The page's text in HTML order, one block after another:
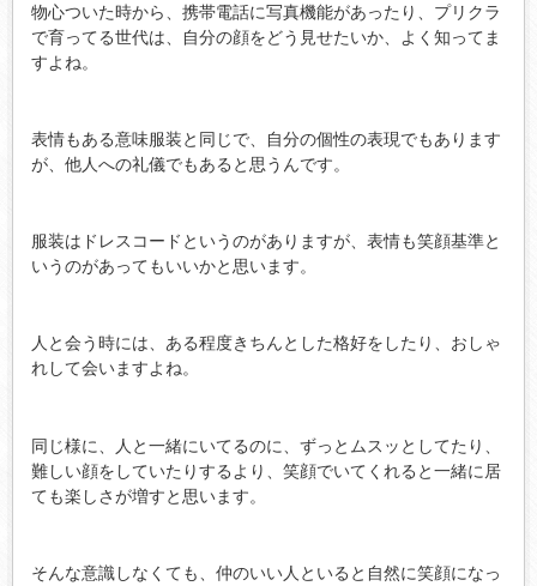
物心ついた時から、携帯電話に写真機能があったり、プリクラ
で育ってる世代は、自分の顔をどう見せたいか、よく知ってま
すよね。
表情もある意味服装と同じで、自分の個性の表現でもあります
が、他人への礼儀でもあると思うんです。
服装はドレスコードというのがありますが、表情も笑顔基準と
いうのがあってもいいかと思います。
人と会う時には、ある程度きちんとした格好をしたり、おしゃ
れして会いますよね。
同じ様に、人と一緒にいてるのに、ずっとムスッとしてたり、
難しい顔をしていたりするより、笑顔でいてくれると一緒に居
ても楽しさが増すと思います。
そんな意識しなくても、仲のいい人といると自然に笑顔になっ